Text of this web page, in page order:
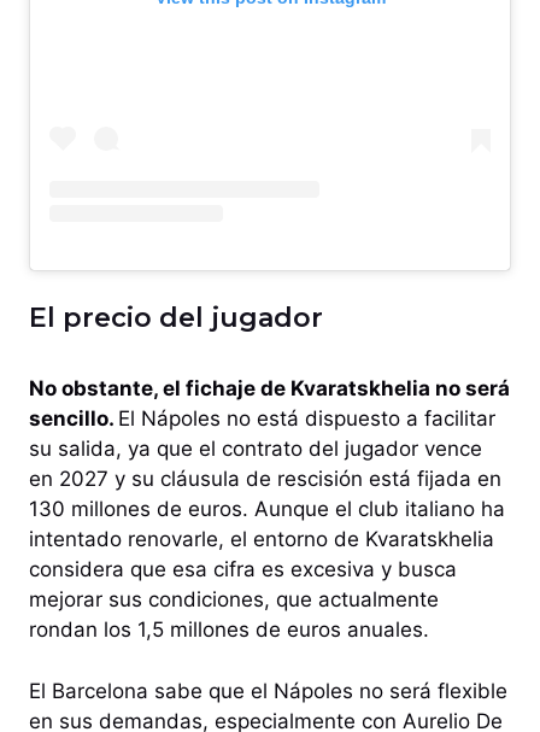
El precio del jugador
No obstante, el fichaje de Kvaratskhelia no será
sencillo. El Nápoles no está dispuesto a facilitar
su salida, ya que el contrato del jugador vence
en 2027 y su cláusula de rescisión está fijada en
130 millones de euros. Aunque el club italiano ha
intentado renovarle, el entorno de Kvaratskhelia
considera que esa cifra es excesiva y busca
mejorar sus condiciones, que actualmente
rondan los 1,5 millones de euros anuales.
El Barcelona sabe que el Nápoles no será flexible
en sus demandas, especialmente con Aurelio De